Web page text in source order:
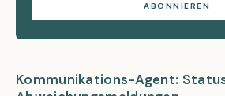
ABONNIEREN
Kommunikations-Agent: